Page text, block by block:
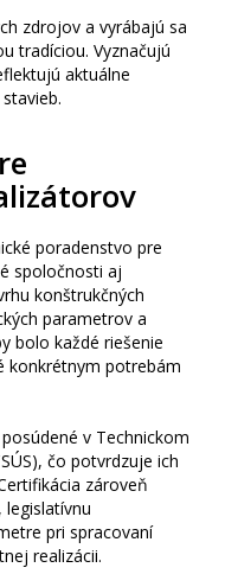
zdrojov a vyrábajú sa
tradíciou. Vyznačujú
aktuálne
poradenstvo pre
spoločnosti aj
konštrukčných
parametrov a
bolo každé riešenie
konkrétnym potrebám
v Technickom
čo potvrdzuje ich
zároveň
pri spracovaní
realizácii.